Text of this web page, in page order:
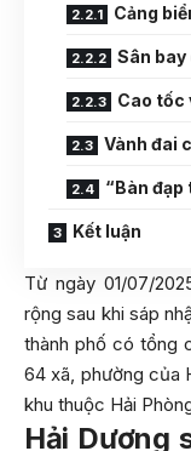
Cảng
Sân bay
Cao tốc
Vành đai
“Bàn
Kết luận
Từ ngày 01/07/
rộng sau khi sáp
thành phố có tổng
64 xã, phường của
khu thuộc Hải
Hải Dương